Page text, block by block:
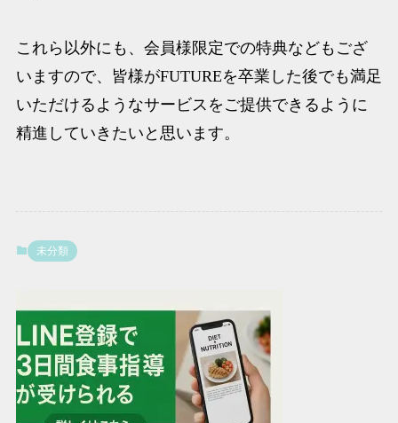
これら以外にも、会員様限定での特典などもござ
いますので、皆様がFUTUREを卒業した後でも満足
いただけるようなサービスをご提供できるように
精進していきたいと思います。
未分類